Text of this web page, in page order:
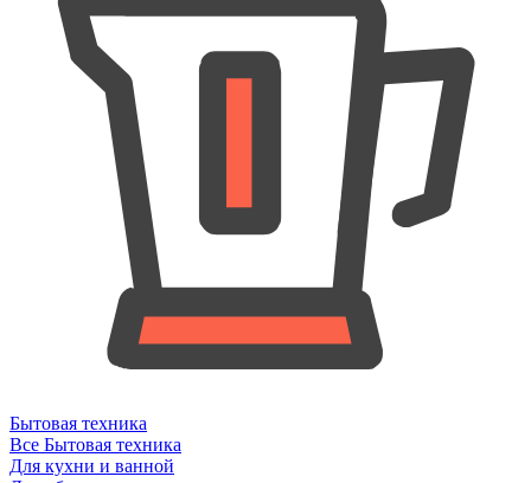
Бытовая техника
Все Бытовая техника
Для кухни и ванной